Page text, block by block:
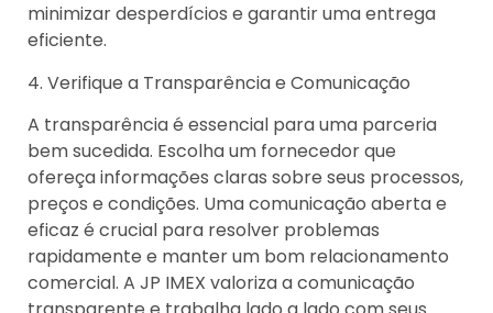
minimizar desperdícios e garantir uma entrega
eficiente.
4. Verifique a Transparência e Comunicação
A transparência é essencial para uma parceria
bem sucedida. Escolha um fornecedor que
ofereça informações claras sobre seus processos,
preços e condições. Uma comunicação aberta e
eficaz é crucial para resolver problemas
rapidamente e manter um bom relacionamento
comercial. A JP IMEX valoriza a comunicação